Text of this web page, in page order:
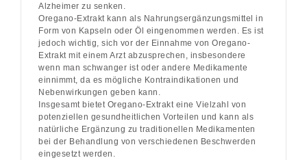
Alzheimer zu senken.
Oregano-Extrakt kann als Nahrungsergänzungsmittel in
Form von Kapseln oder Öl eingenommen werden. Es ist
jedoch wichtig, sich vor der Einnahme von Oregano-
Extrakt mit einem Arzt abzusprechen, insbesondere
wenn man schwanger ist oder andere Medikamente
einnimmt, da es mögliche Kontraindikationen und
Nebenwirkungen geben kann.
Insgesamt bietet Oregano-Extrakt eine Vielzahl von
potenziellen gesundheitlichen Vorteilen und kann als
natürliche Ergänzung zu traditionellen Medikamenten
bei der Behandlung von verschiedenen Beschwerden
eingesetzt werden.